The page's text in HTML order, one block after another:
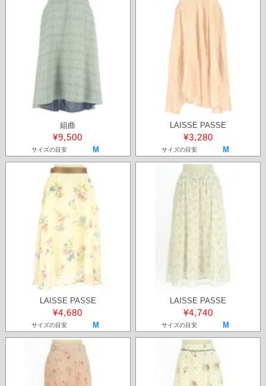
組曲
¥9,500
サイズの目安 M
LAISSE PASSE
¥3,280
サイズの目安 M
LAISSE PASSE
¥4,680
サイズの目安 M
LAISSE PASSE
¥4,740
サイズの目安 M